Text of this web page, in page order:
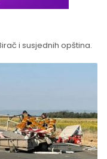
i susjednih opština.